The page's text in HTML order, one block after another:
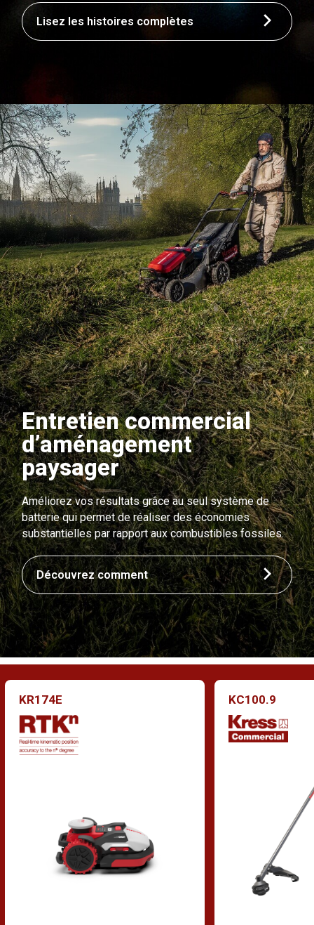
Lisez les histoires complètes
Entretien commercial
d’aménagement
paysager
Améliorez vos résultats grâce au seul système de
batterie qui permet de réaliser des économies
substantielles par rapport aux combustibles fossiles.
Découvrez comment
KR174E KC100.9